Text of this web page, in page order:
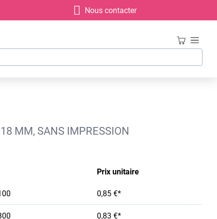
Nous contacter
MM, SANS IMPRESSION
Prix unitaire
0,85 €*
0,83 €*